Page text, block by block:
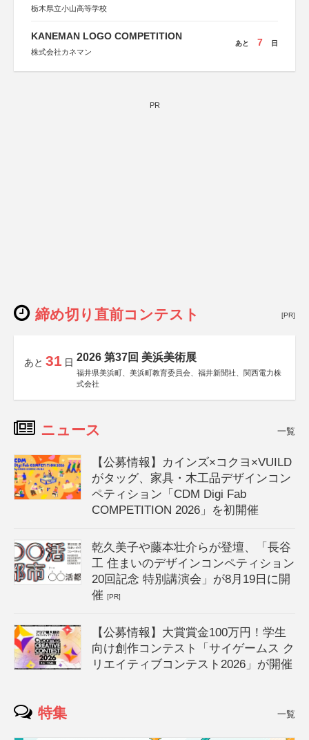
栃木県立小山高等学校
KANEMAN LOGO COMPETITION
株式会社カネマン
あと 7 日
PR
締め切り直前コンテスト [PR]
あと 31 日 2026 第37回 美浜美術展
福井県美浜町、美浜町教育委員会、福井新聞社、関西電力株
式会社
ニュース 一覧
【公募情報】カインズ×コクヨ×VUILD
がタッグ、家具・木工品デザインコン
ペティション「CDM Digi Fab
COMPETITION 2026」を初開催
乾久美子や藤本壮介らが登壇、「長谷
工 住まいのデザインコンペティション
20回記念 特別講演会」が8月19日に開
催[PR]
【公募情報】大賞賞金100万円！学生
向け創作コンテスト「サイゲームス ク
リエイティブコンテスト2026」が開催
特集 一覧